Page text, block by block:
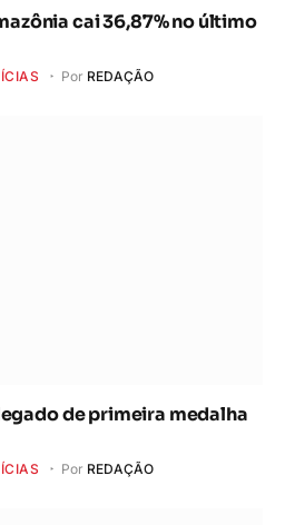
cai 36,87% no último
Por REDAÇÃO
de primeira medalha
Por REDAÇÃO